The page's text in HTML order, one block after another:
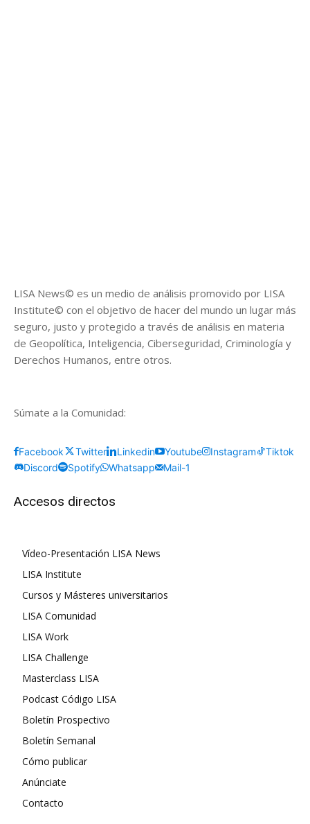
LISA News© es un medio de análisis promovido por LISA
Institute© con el objetivo de hacer del mundo un lugar más
seguro, justo y protegido a través de análisis en materia
de Geopolítica, Inteligencia, Ciberseguridad, Criminología y
Derechos Humanos, entre otros.
Súmate a la Comunidad:
Facebook Twitter Linkedin Youtube Instagram
Tiktok
Discord
Spotify Whatsapp Mail-1
Accesos directos
Vídeo-Presentación LISA News
LISA Institute
Cursos y Másteres universitarios
LISA Comunidad
LISA Work
LISA Challenge
Masterclass LISA
Podcast Código LISA
Boletín Prospectivo
Boletín Semanal
Cómo publicar
Anúnciate
Contacto